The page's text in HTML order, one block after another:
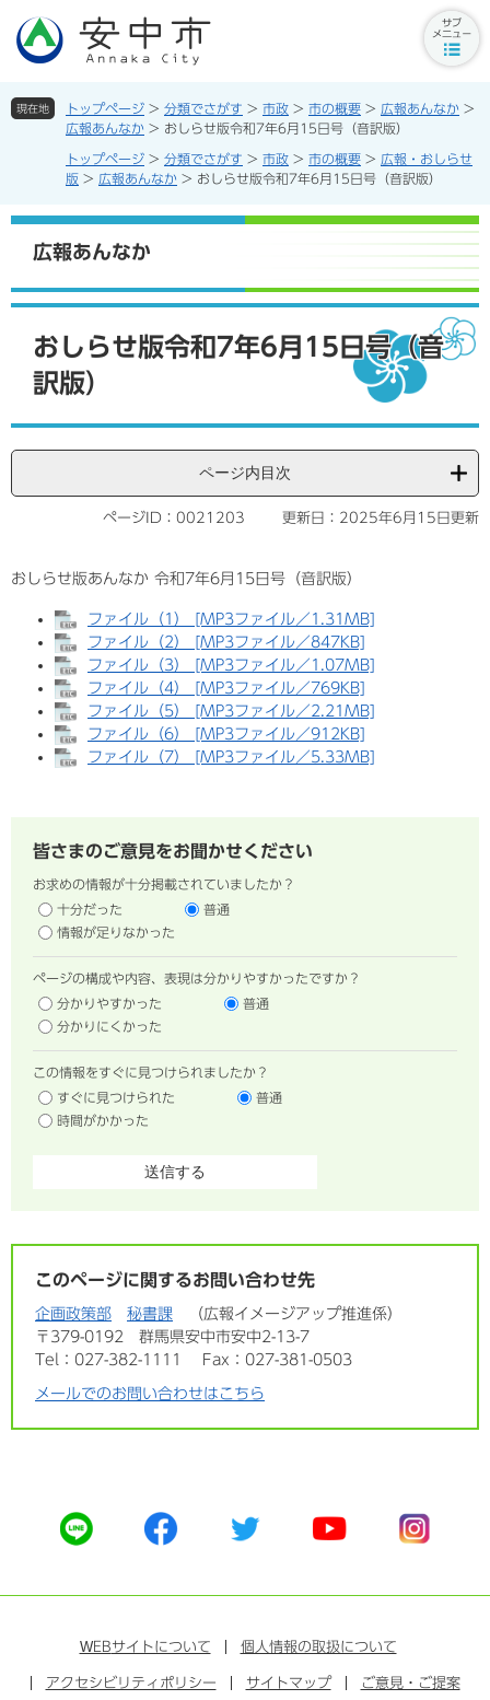
先
を
本
現在地 トップページ > 分類でさがす > 市政 > 市の概要 > 広報あんなか >
広報あんなか > おしらせ版令和7年6月15日号（音訳版）
トップページ > 分類でさがす > 市政 > 市の概要 > 広報・おしらせ
版 > 広報あんなか > おしらせ版令和7年6月15日号（音訳版）
広報あんなか
おしらせ版令和7年6月15日号（音
訳版）
ページ内目次
ページID：0021203 更新日：2025年6月15日更新
おしらせ版あんなか 令和7年6月15日号（音訳版）
ファイル（1） [MP3ファイル／1.31MB]
ファイル（2） [MP3ファイル／847KB]
ファイル（3） [MP3ファイル／1.07MB]
ファイル（4） [MP3ファイル／769KB]
ファイル（5） [MP3ファイル／2.21MB]
ファイル（6） [MP3ファイル／912KB]
ファイル（7） [MP3ファイル／5.33MB]
皆さまのご意見をお聞かせください
お求めの情報が十分掲載されていましたか？
十分だった
普通
情報が足りなかった
ページの構成や内容、表現は分かりやすかったですか？
分かりやすかった
普通
分かりにくかった
この情報をすぐに見つけられましたか？
すぐに見つけられた
普通
時間がかかった
このページに関するお問い合わせ先
企画政策部 秘書課
広報イメージアップ推進係
〒379-0192
群馬県安中市安中2-13-7
Tel：027-382-1111
Fax：027-381-0503
メールでのお問い合わせはこちら
ニ
ー
ボ
ン
公
式
イ
公
式
ェ
ス
ッ
公
式
イ
タ
公
ー
ュ
ブ
公
式
ン
ラ
WEBサイトについて 個人情報の取扱について
アクセシビリティポリシー サイトマップ ご意見・ご提案